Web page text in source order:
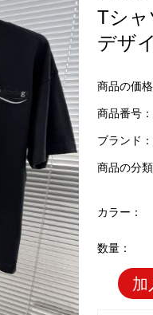
Tシ
デザ
商品の価格
商品番号
ブランド：
商品の分類
カラー：
数量：
加